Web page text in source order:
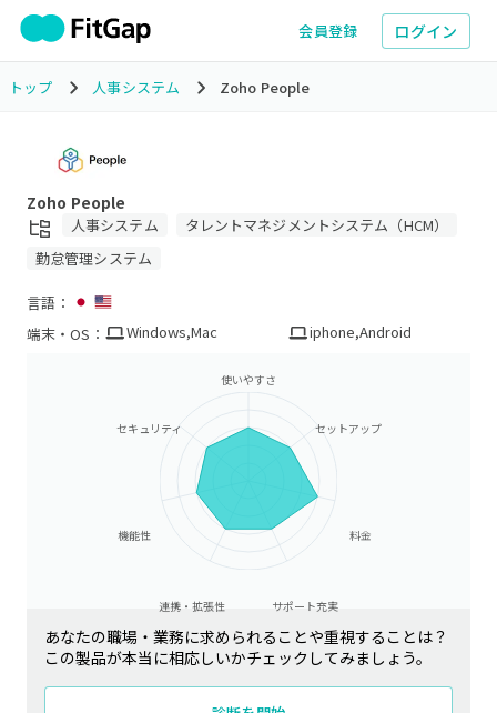
会員登録 ログイン
トップ 人事システム Zoho People
Zoho People
人事システム
タレントマネジメントシステム（HCM）
勤怠管理システム
言語：
端末・OS：
Windows,Mac iphone,Android
使いやすさ
セットアップ
料金
サポート充実
連携・拡張性
機能性
セキュリティ
あなたの職場・業務に求められることや重視することは？
この製品が本当に相応しいかチェックしてみましょう。